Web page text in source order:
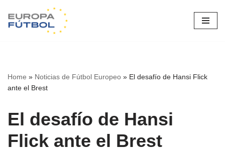
Saltar
Home » Noticias de Fútbol Europeo » El desafío de Hansi Flick
ante el Brest
El desafío de Hansi
Flick ante el Brest